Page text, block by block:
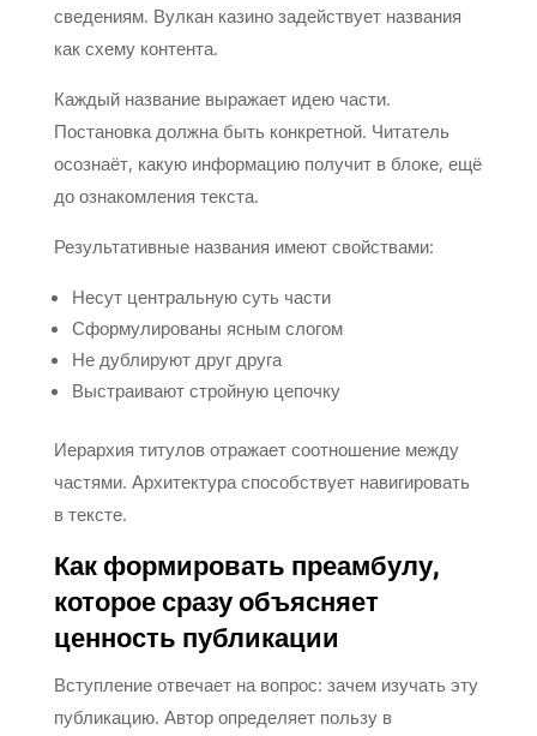
сведениям. Вулкан казино задействует названия
как схему контента.
Каждый название выражает идею части.
Постановка должна быть конкретной. Читатель
осознаёт, какую информацию получит в блоке, ещё
до ознакомления текста.
Результативные названия имеют свойствами:
Несут центральную суть части
Сформулированы ясным слогом
Не дублируют друг друга
Выстраивают стройную цепочку
Иерархия титулов отражает соотношение между
частями. Архитектура способствует навигировать
в тексте.
Как формировать преамбулу,
которое сразу объясняет
ценность публикации
Вступление отвечает на вопрос: зачем изучать эту
публикацию. Автор определяет пользу в